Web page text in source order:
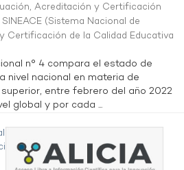
Acreditación y Certificación
(Sistema Nacional de
Certificación de la Calidad Educativa
n° 4 compara el estado de
nivel nacional en materia de
entre febrero del año 2022
global y por cada ...
de la